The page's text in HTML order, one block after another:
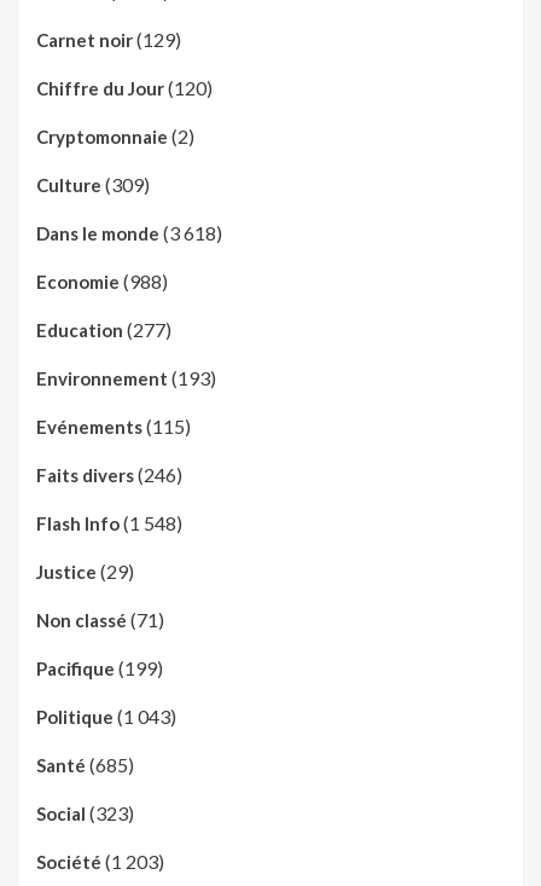
Carnet noir(129)
Chiffre du Jour(120)
Cryptomonnaie (2)
Culture (309)
Dans le monde (3 618)
Economie (988)
Education (277)
Environnement (193)
Evénements(115)
Faits divers(246)
Flash Info(1 548)
Justice (29)
Non classé (71)
Pacifique (199)
Politique (1 043)
Santé (685)
Social (323)
Société (1 203)